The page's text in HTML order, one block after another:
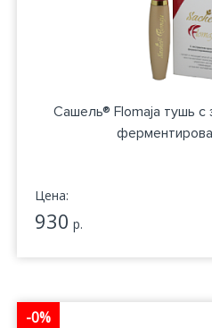
Сашель® Flomaja тушь с
Цена:
930 р.
-0%